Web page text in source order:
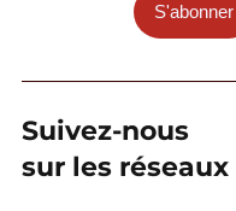
S'abonner
Suivez-nous
sur les